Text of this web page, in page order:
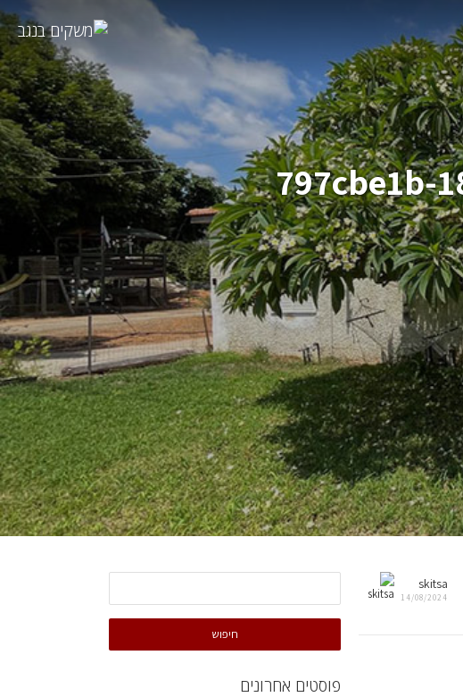
797cbe1b-
פוסטים אחרונים
skitsa
14/08/2024